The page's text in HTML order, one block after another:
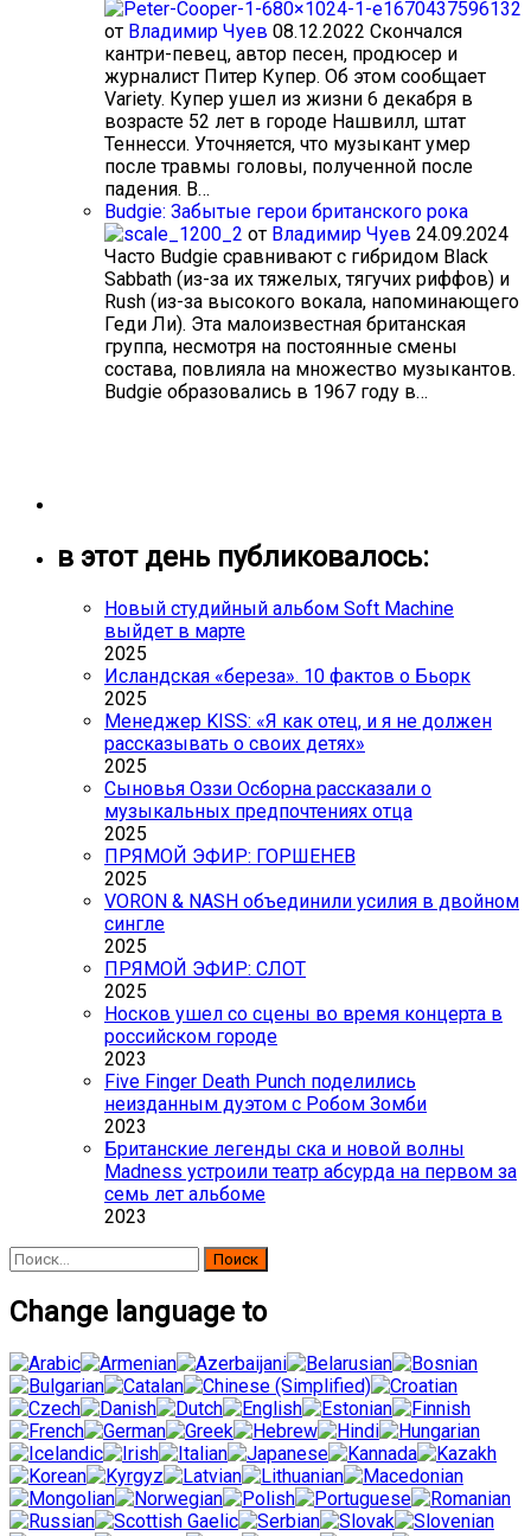
от Владимир Чуев 08.12.2022 Скончался
кантри-певец, автор песен, продюсер и
журналист Питер Купер. Об этом сообщает
Variety. Купер ушел из жизни 6 декабря в
возрасте 52 лет в городе Нашвилл, штат
Теннесси. Уточняется, что музыкант умер
после травмы головы, полученной после
падения. В…
Budgie: Забытые герои британского рока
от Владимир Чуев 24.09.2024
Часто Budgie сравнивают с гибридом Black
Sabbath (из-за их тяжелых, тягучих риффов) и
Rush (из-за высокого вокала, напоминающего
Геди Ли). Эта малоизвестная британская
группа, несмотря на постоянные смены
состава, повлияла на множество музыкантов.
Budgie образовались в 1967 году в…
в этот день публиковалось:
Новый студийный альбом Soft Machine
выйдет в марте
2025
Исландская «береза». 10 фактов о Бьорк
2025
Менеджер KISS: «Я как отец, и я не должен
рассказывать о своих детях»
2025
Сыновья Оззи Осборна рассказали о
музыкальных предпочтениях отца
2025
ПРЯМОЙ ЭФИР: ГОРШЕНЕВ
2025
VORON & NASH объединили усилия в двойном
сингле
2025
ПРЯМОЙ ЭФИР: СЛОТ
2025
Носков ушел со сцены во время концерта в
российском городе
2023
Five Finger Death Punch поделились
неизданным дуэтом с Робом Зомби
2023
Британские легенды ска и новой волны
Madness устроили театр абсурда на первом за
семь лет альбоме
2023
Найти:
Change language to